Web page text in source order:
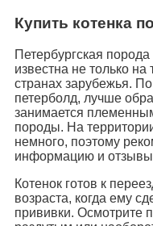
Купить котенка
Петербургская
известна не только
странах зарубежья.
петерболд, лучше
занимается
породы. На
немного, поэтому
информацию и отзывы
Котенок готов к
возраста, когда ему
прививки. Осмотрите